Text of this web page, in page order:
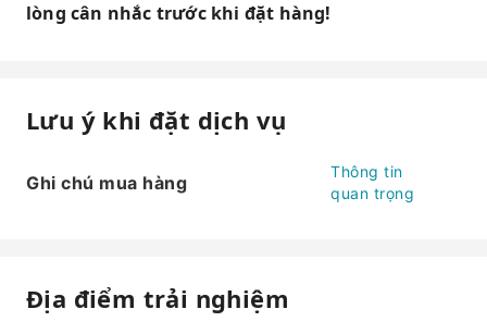
lòng cân nhắc trước khi đặt hàng!
Lưu ý khi đặt dịch vụ
Ghi chú mua hàng
Thông tin
quan trọng
Địa điểm trải nghiệm